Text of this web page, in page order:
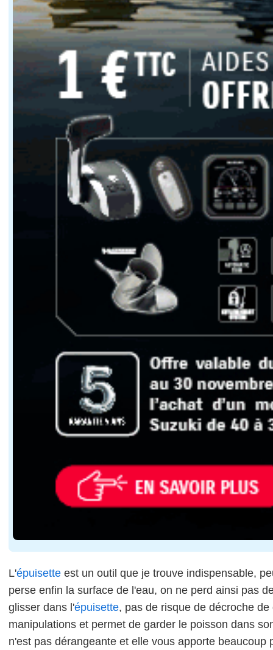
L'épuisette est un outil que je trouve indispensable,
perse enfin la surface de l'eau, on ne perd ainsi pas
glisser dans l'épuisette, pas de risque de décroche
manipulations et permet de garder le poisson dans
n'est pas dérangeante et elle vous apporte